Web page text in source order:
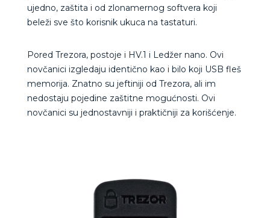
ujedno, zaštita i od zlonamernog softvera koji
beleži sve što korisnik ukuca na tastaturi.
Pored Trezora, postoje i HV.1 i Ledžer nano. Ovi
novčanici izgledaju identično kao i bilo koji USB fleš
memorija. Znatno su jeftiniji od Trezora, ali im
nedostaju pojedine zaštitne mogućnosti. Ovi
novčanici su jednostavniji i praktičniji za korišćenje.